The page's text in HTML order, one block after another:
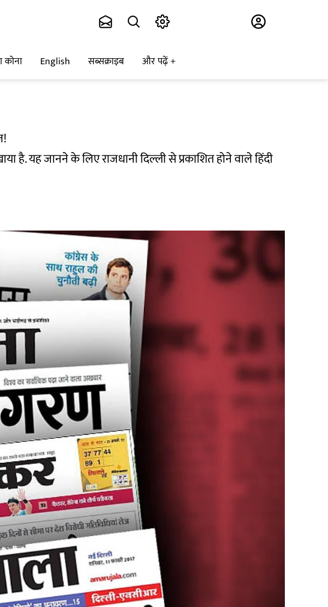
कोना English सब्सक्राइब और पढ़ें
है. यह जानने के लिए राजधानी दिल्ली से प्रकाशित होने वाले हिंदी